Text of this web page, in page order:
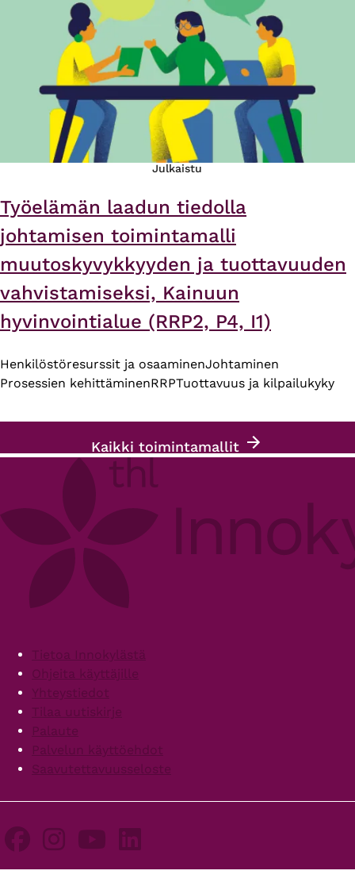
Julkaistu
Työelämän laadun tiedolla
johtamisen toimintamalli
muutoskyvykkyyden ja tuottavuuden
vahvistamiseksi, Kainuun
hyvinvointialue (RRP2, P4, I1)
Henkilöstöresurssit ja osaaminenJohtaminen
Prosessien kehittäminenRRPTuottavuus ja kilpailukyky
Kaikki toimintamallit
FooterTietoa Innokylästä
Ohjeita käyttäjille
Yhteystiedot
Tilaa uutiskirje
Palaute
Palvelun käyttöehdot
Saavutettavuusseloste